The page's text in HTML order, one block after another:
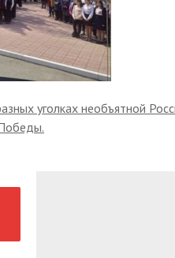
уголках необъятной